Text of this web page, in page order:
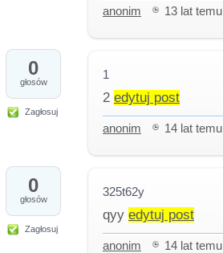
anonim 13 lat temu
0
głosów
Zagłosuj
1
2 edytuj post
anonim 14 lat temu
0
głosów
Zagłosuj
325t62y
qyy edytuj post
anonim 14 lat temu